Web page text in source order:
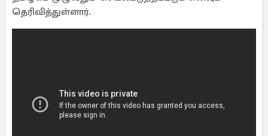
தெரிவித்துள்ளார்.